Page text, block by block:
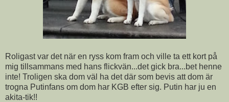
Roligast var det när en ryss kom fram och ville ta ett kort på
mig tillsammans med hans flickvän...det gick bra...bet henne
inte! Troligen ska dom väl ha det där som bevis att dom är
trogna Putinfans om dom har KGB efter sig. Putin har ju en
akita-tik!!